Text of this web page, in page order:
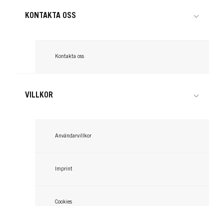
KONTAKTA OSS
Kontakta oss
VILLKOR
Användarvillkor
Imprint
Cookies